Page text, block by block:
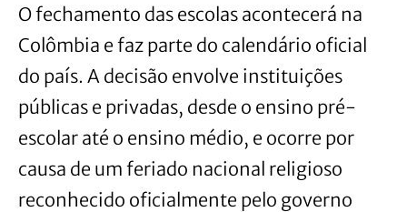
O fechamento das escolas acontecerá na
Colômbia e faz parte do calendário oficial
do país. A decisão envolve instituições
públicas e privadas, desde o ensino pré-
escolar até o ensino médio, e ocorre por
causa de um feriado nacional religioso
reconhecido oficialmente pelo governo